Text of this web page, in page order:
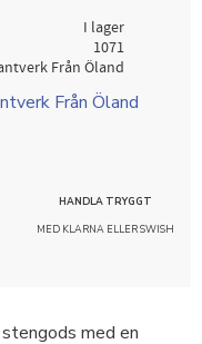
I lager
1071
Från Öland
Från Öland
HANDLA TRYGGT
MED KLARNA ELLER SWISH
med en